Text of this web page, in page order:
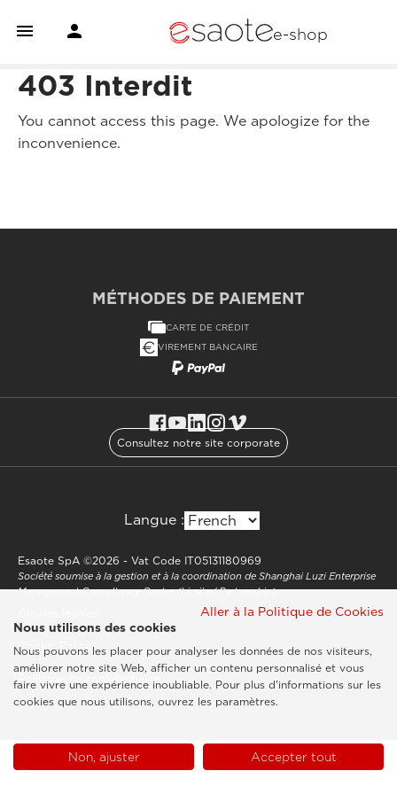
  e-shop
403 Interdit
You cannot access this page. We apologize for the
inconvenience.
MÉTHODES DE PAIEMENT
CARTE DE CRÉDIT
VIREMENT BANCAIRE
Consultez notre site corporate
Langue :
Esaote SpA ©2026 - Vat Code IT05131180969
Société soumise à la gestion et à la coordination de Shanghai Luzi Enterprise
Management Consultancy Center (Limited Partnership)
Cookie Policy
Politique de confidentialité
Aller à la Politique de Cookies
Nous utilisons des cookies
Nous pouvons les placer pour analyser les données de nos visiteurs,
améliorer notre site Web, afficher un contenu personnalisé et vous
faire vivre une expérience inoubliable. Pour plus d'informations sur les
cookies que nous utilisons, ouvrez les paramètres.
Non, ajuster Accepter tout